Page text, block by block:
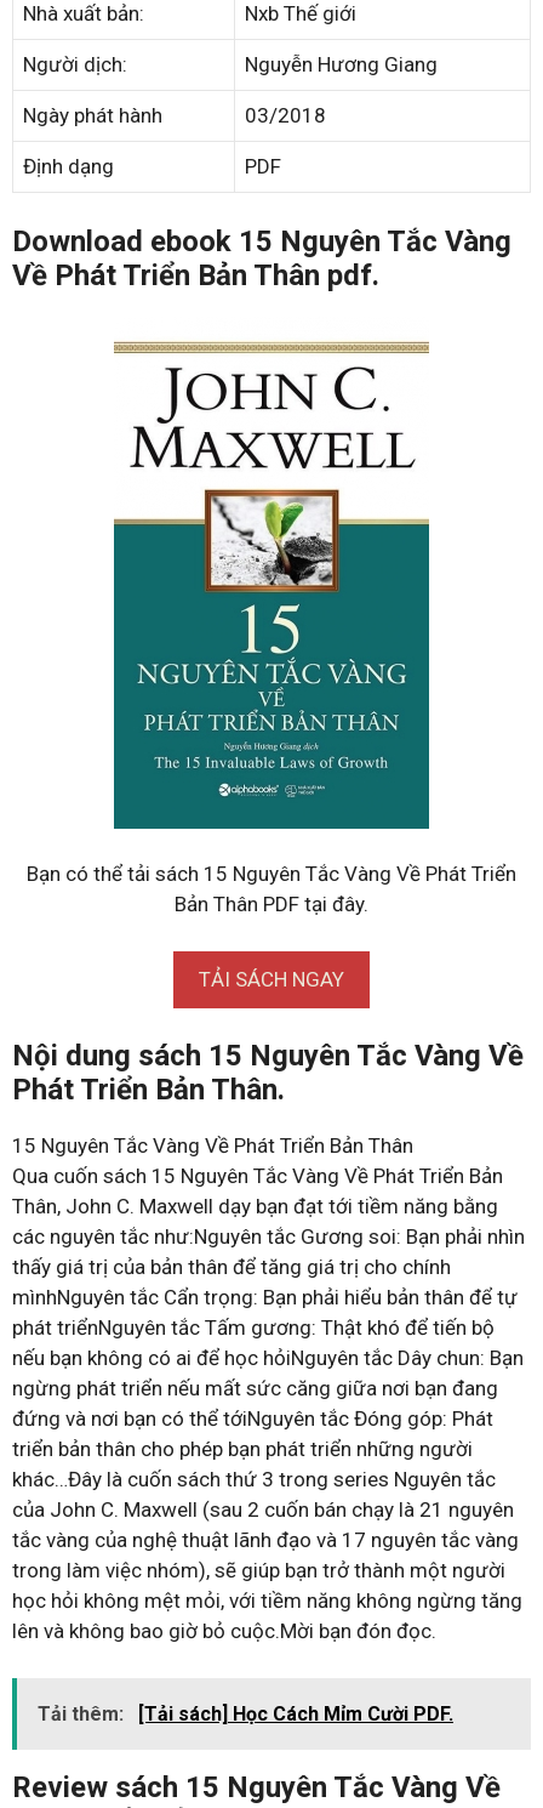
Nhà xuất bản: Nxb Thế giới
Người dịch: Nguyễn Hương Giang
Ngày phát hành 03/2018
Định dạng PDF
Download ebook 15 Nguyên Tắc Vàng
Về Phát Triển Bản Thân pdf.
Bạn có thể tải sách 15 Nguyên Tắc Vàng Về Phát Triển
Bản Thân PDF tại đây.
TẢI SÁCH NGAY
Nội dung sách 15 Nguyên Tắc Vàng Về
Phát Triển Bản Thân.
15 Nguyên Tắc Vàng Về Phát Triển Bản Thân
Qua cuốn sách 15 Nguyên Tắc Vàng Về Phát Triển Bản
Thân, John C. Maxwell dạy bạn đạt tới tiềm năng bằng
các nguyên tắc như:Nguyên tắc Gương soi: Bạn phải nhìn
thấy giá trị của bản thân để tăng giá trị cho chính
mìnhNguyên tắc Cẩn trọng: Bạn phải hiểu bản thân để tự
phát triểnNguyên tắc Tấm gương: Thật khó để tiến bộ
nếu bạn không có ai để học hỏiNguyên tắc Dây chun: Bạn
ngừng phát triển nếu mất sức căng giữa nơi bạn đang
đứng và nơi bạn có thể tớiNguyên tắc Đóng góp: Phát
triển bản thân cho phép bạn phát triển những người
khác…Đây là cuốn sách thứ 3 trong series Nguyên tắc
của John C. Maxwell (sau 2 cuốn bán chạy là 21 nguyên
tắc vàng của nghệ thuật lãnh đạo và 17 nguyên tắc vàng
trong làm việc nhóm), sẽ giúp bạn trở thành một người
học hỏi không mệt mỏi, với tiềm năng không ngừng tăng
lên và không bao giờ bỏ cuộc.Mời bạn đón đọc.
Tải thêm: [Tải sách] Học Cách Mỉm Cười PDF.
Review sách 15 Nguyên Tắc Vàng Về